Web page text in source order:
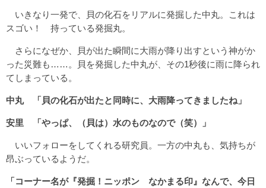
いきなり一発で、貝の化石をリアルに発掘した中丸。これは
スゴい！ 持っている発掘丸。
さらになぜか、貝が出た瞬間に大雨が降り出すという神がか
った災難も……。貝を発掘した中丸が、その1秒後に雨に降られ
てしまっている。
中丸 「貝の化石が出たと同時に、大雨降ってきましたね」
安里 「やっぱ、（貝は）水のものなので（笑）」
いいフォローをしてくれる研究員。一方の中丸も、気持ちが
昂ぶっているようだ。
「コーナー名が『発掘！ニッポン なかまる印』なんで、今日